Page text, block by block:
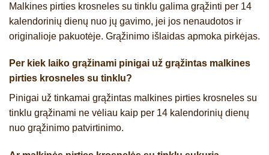
Malkines pirties krosneles su tinklu galima grąžinti per 14
kalendorinių dienų nuo jų gavimo, jei jos nenaudotos ir
originalioje pakuotėje. Grąžinimo išlaidas apmoka pirkėjas.
Per kiek laiko grąžinami pinigai už grąžintas malkines
pirties krosneles su tinklu?
Pinigai už tinkamai grąžintas malkines pirties krosneles su
tinklu grąžinami ne vėliau kaip per 14 kalendorinių dienų
nuo grąžinimo patvirtinimo.